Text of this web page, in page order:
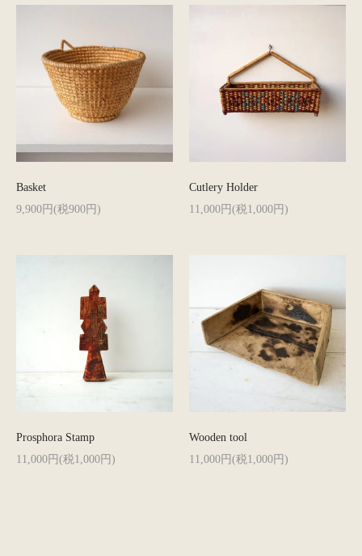
Basket
9,900円(税900円)
Cutlery Holder
11,000円(税1,000円)
Prosphora Stamp
11,000円(税1,000円)
Wooden tool
11,000円(税1,000円)